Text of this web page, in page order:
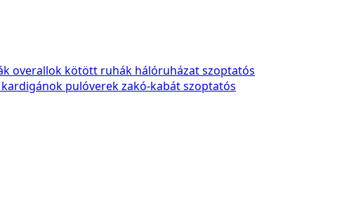
overallok kötött ruhák hálóruházatszoptatós
kardigánok pulóverekzakó-kabátszoptatós